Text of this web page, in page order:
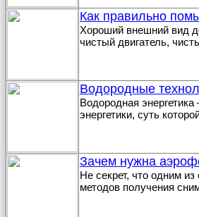
Как правильно
Хороший внешний вид
чистый двигатель,
Водородные
Водородная
энергетики, суть
Зачем нужна
Не секрет, что одним
методов получения